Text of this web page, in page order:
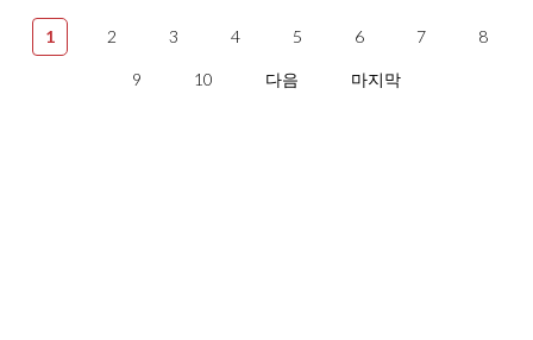
1 2 3 4 5 6 7 8
9 10 다음 마지막